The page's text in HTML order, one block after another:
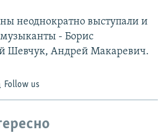
неоднократно выступали и
- Борис
Шевчук, Андрей Макаревич.
Follow us